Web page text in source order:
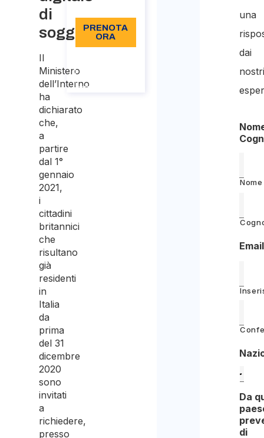
di
soggiorno.
Il
Ministero
dell’Interno
ha
dichiarato
che,
a
partire
dal 1°
gennaio
2021,
i
cittadini
britannici
che
risultano
già
residenti
in
Italia
da
prima
del 31
dicembre
2020
sono
invitati
a
richiedere,
presso
Lingua: IT
PRENOTA
ORA
una
dai
Nome
Email
Da
di